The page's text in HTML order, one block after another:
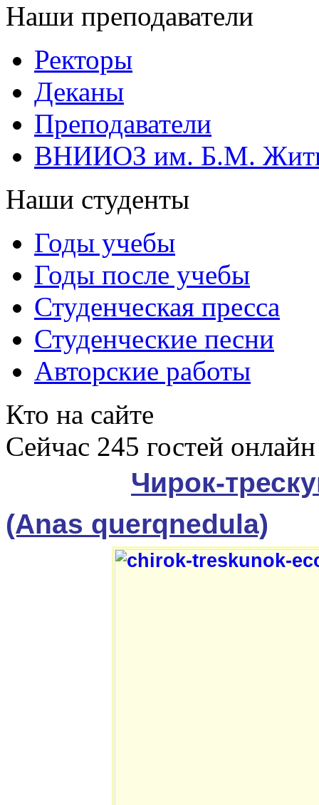
Наши преподаватели
Ректоры
Деканы
Преподаватели
ВНИИОЗ им. Б.М.
Наши студенты
Годы учебы
Годы после учебы
Студенческая пресса
Студенческие песни
Авторские работы
Кто на сайте
Сейчас 245 гостей онлайн
Чирок-
(Anas querqnedula)